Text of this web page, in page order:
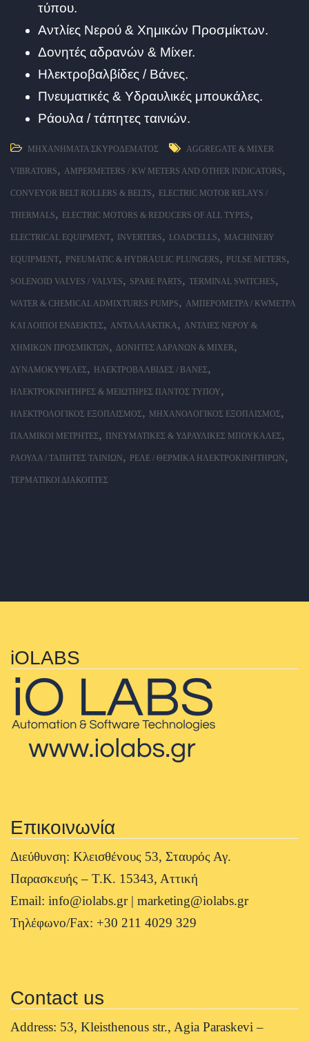
τύπου.
Αντλίες Νερού & Χημικών Προσμίκτων.
Δονητές αδρανών & Μίxer.
Ηλεκτροβαλβίδες / Βάνες.
Πνευματικές & Υδραυλικές μπουκάλες.
Ράουλα / τάπητες ταινιών.
ΜΗΧΑΝΉΜΑΤΑ ΣΚΥΡΟΔΈΜΑΤΟΣ AGGREGATE & MIXER
VIBRATORS, AMPERMETERS / KW METERS AND OTHER INDICATORS,
CONVEYOR BELT ROLLERS & BELTS, ELECTRIC MOTOR RELAYS /
THERMALS, ELECTRIC MOTORS & REDUCERS OF ALL TYPES,
ELECTRICAL EQUIPMENT, INVERTERS, LOADCELLS, MACHINERY
EQUIPMENT, PNEUMATIC & HYDRAULIC PLUNGERS, PULSE METERS,
SOLENOID VALVES / VALVES, SPARE PARTS, TERMINAL SWITCHES,
WATER & CHEMICAL ADMIXTURES PUMPS, ΑΜΠΕΡΌΜΕΤΡΑ / KWΜΕΤΡΑ
ΚΑΙ ΛΟΙΠΟΊ ΕΝΔΕΊΚΤΕΣ, ΑΝΤΑΛΛΑΚΤΙΚΆ, ΑΝΤΛΊΕΣ ΝΕΡΟΎ &
ΧΗΜΙΚΏΝ ΠΡΟΣΜΊΚΤΩΝ , ΔΟΝΗΤΈΣ ΑΔΡΑΝΏΝ & ΜΊXER,
ΔΥΝΑΜΟΚΥΨΈΛΕΣ, ΗΛΕΚΤΡΟΒΑΛΒΊΔΕΣ / ΒΆΝΕΣ,
ΗΛΕΚΤΡΟΚΙΝΗΤΉΡΕΣ & ΜΕΙΩΤΉΡΕΣ ΠΑΝΤΌΣ ΤΎΠΟΥ,
ΗΛΕΚΤΡΟΛΟΓΙΚΌΣ ΕΞΟΠΛΙΣΜΌΣ, ΜΗΧΑΝΟΛΟΓΙΚΌΣ ΕΞΟΠΛΙΣΜΌΣ,
ΠΑΛΜΙΚΟΊ ΜΕΤΡΗΤΈΣ, ΠΝΕΥΜΑΤΙΚΈΣ & ΥΔΡΑΥΛΙΚΈΣ ΜΠΟΥΚΆΛΕΣ,
ΡΆΟΥΛΑ / ΤΆΠΗΤΕΣ ΤΑΙΝΙΏΝ , ΡΕΛΈ / ΘΕΡΜΙΚΆ ΗΛΕΚΤΡΟΚΙΝΗΤΉΡΩΝ ,
ΤΕΡΜΑΤΙΚΟΊ ΔΙΑΚΌΠΤΕΣ
iOLABS
Επικοινωνία
Διεύθυνση: Κλεισθένους 53, Σταυρός Αγ.
Παρασκευής – Τ.Κ. 15343, Αττική
Email: info@iolabs.gr | marketing@iolabs.gr
Τηλέφωνο/Fax: +30 211 4029 329
Contact us
Address: 53, Kleisthenous str., Agia Paraskevi –